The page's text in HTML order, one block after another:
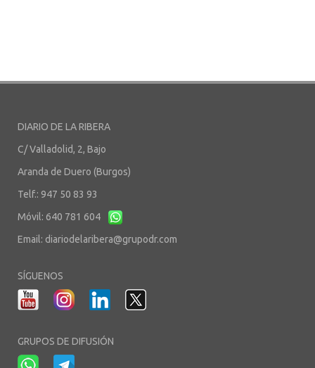
DIARIO DE LA RIBERA
C/ Valladolid, 2, Bajo
Aranda de Duero (Burgos)
Telf.: 947 50 83 93
Móvil: 640 781 604
Email: diariodelaribera@grupodr.com
SÍGUENOS
GRUPOS DE DIFUSIÓN